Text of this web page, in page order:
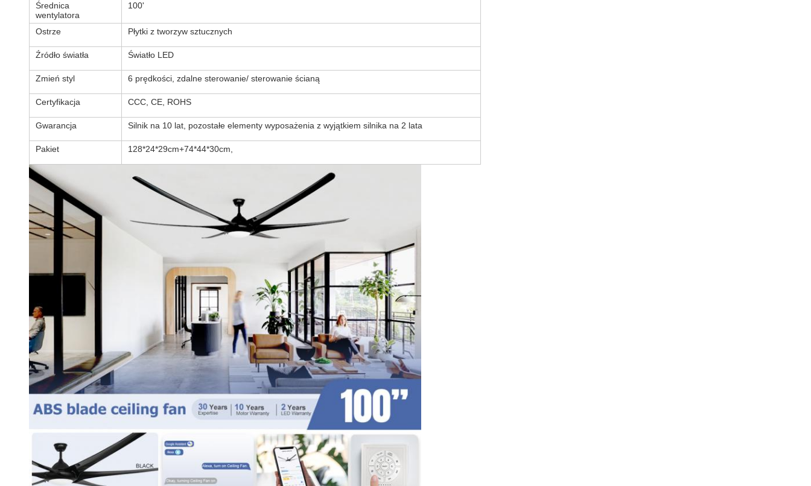
Średnica
wentylatora
100'
Ostrze Płytki z tworzyw sztucznych
Źródło światła Światło LED
Zmień styl 6 prędkości, zdalne sterowanie/ sterowanie ścianą
Certyfikacja CCC, CE, ROHS
Gwarancja Silnik na 10 lat, pozostałe elementy wyposażenia z wyjątkiem silnika na 2 lata
Pakiet 128*24*29cm+74*44*30cm,